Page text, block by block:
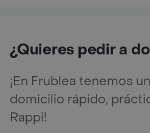
¿Quieres pedir a
¡En Frublea tenemos
domicilio rápido,
Rappi!